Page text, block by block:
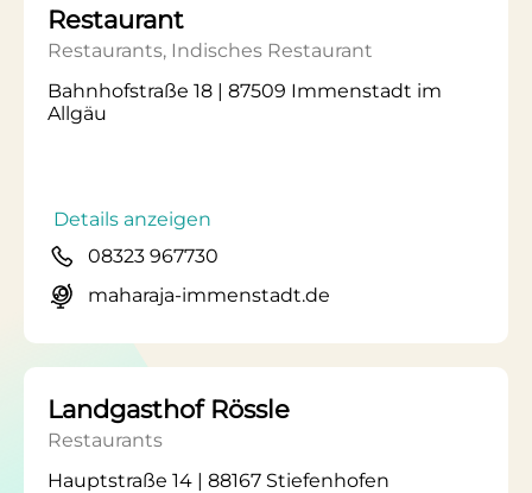
Restaurant
Restaurants, Indisches Restaurant
Bahnhofstraße 18 | 87509 Immenstadt im
Allgäu
Details anzeigen
08323 967730
maharaja-immenstadt.de
Landgasthof Rössle
Restaurants
Hauptstraße 14 | 88167 Stiefenhofen